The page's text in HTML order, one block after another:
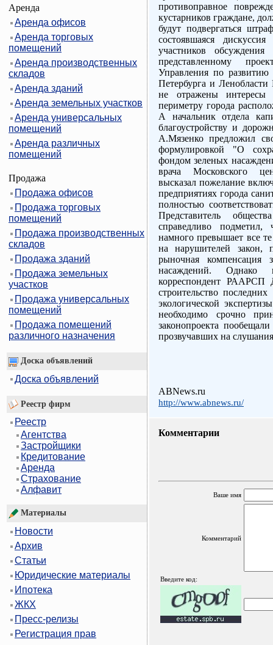
Аренда
Аренда офисов
Аренда торговых
помещений
Аренда производственных
складов
Аренда зданий
Аренда земельных участков
Аренда универсальных
помещений
Аренда различных
помещений
Продажа
Продажа офисов
Продажа торговых
помещений
Продажа производственных
складов
Продажа зданий
Продажа земельных
участков
Продажа универсальных
помещений
Продажа помещений
различного назначения
Доска объявлений
Доска объявлений
Реестр фирм
Реестр
Агентства
Застройщики
Кредитование
Аренда
Страхование
Алфавит
Материалы
Новости
Архив
Статьи
Юридические материалы
Ипотека
ЖКХ
Пресс-релизы
Регистрация прав
противоправное
кустарников граждане,
будут подвергаться
состоявшаяся
участников
представленному
Управления по развитию
Петербурга и Ленобласти
не отражены интересы
периметру города
А начальник отдела
благоустройству и
А.Мязенко предложил
формулировкой "О
фондом зеленых
врача Московского
высказал пожелание
предприятиях города
полностью
Представитель
справедливо подметил,
намного превышает все
на нарушителей закон,
рыночная компенсация
насаждений. Однако
корреспондент РААРСП
строительство
экологической
необходимо срочно
законопроекта
прозвучавших на
ABNews.ru
http://www.abnews.ru/
Комментарии
Ваше имя
Комментарий
Введите код: